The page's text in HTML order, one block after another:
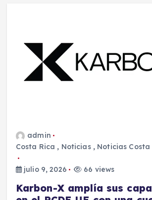
admin
Costa Rica , Noticias, Noticias
julio 9, 2026 66 views
Karbon-X amplía sus